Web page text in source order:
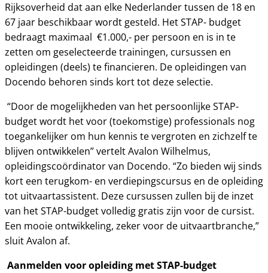
Rijksoverheid dat aan elke Nederlander tussen de 18 en
67 jaar beschikbaar wordt gesteld. Het STAP- budget
bedraagt maximaal €1.000,- per persoon en is in te
zetten om geselecteerde trainingen, cursussen en
opleidingen (deels) te financieren. De opleidingen van
Docendo behoren sinds kort tot deze selectie.
“Door de mogelijkheden van het persoonlijke STAP-
budget wordt het voor (toekomstige) professionals nog
toegankelijker om hun kennis te vergroten en zichzelf te
blijven ontwikkelen” vertelt Avalon Wilhelmus,
opleidingscoördinator van Docendo. “Zo bieden wij sinds
kort een terugkom- en verdiepingscursus en de opleiding
tot uitvaartassistent. Deze cursussen zullen bij de inzet
van het STAP-budget volledig gratis zijn voor de cursist.
Een mooie ontwikkeling, zeker voor de uitvaartbranche,”
sluit Avalon af.
Aanmelden voor opleiding met STAP-budget